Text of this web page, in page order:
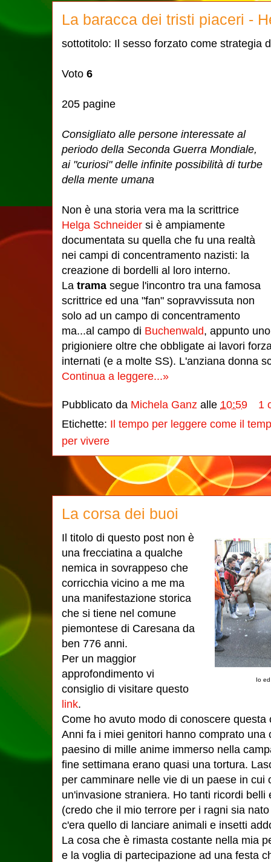
La baracca dei tristi piaceri -
sottotitolo: Il sesso forzato come strategia
Voto 6
205 pagine
Consigliato alle persone interessate al
periodo della Seconda Guerra Mondiale,
ai "curiosi" delle infinite possibilità di turbe
della mente umana
Non è una storia vera ma la scrittrice
Helga Schneider si è ampiamente
documentata su quella che fu una realtà
nei campi di concentramento nazisti: la
creazione di bordelli al loro interno.
La trama segue l'incontro tra una famosa
scrittrice ed una "fan" sopravvissuta non
solo ad un campo di concentramento
ma...al campo di Buchenwald, appunto
prigioniere oltre che obbligate ai lavori
internati (e a molte SS). L'anziana donna
Continua a leggere...»
Pubblicato da Michela Ganz alle 10:59
1
Etichette: Il tempo per leggere come il
per vivere
La corsa dei buoi
Io
Il titolo di questo post non è
una frecciatina a qualche
nemica in sovrappeso che
corricchia vicino a me ma
una manifestazione storica
che si tiene nel comune
piemontese di Caresana da
ben 776 anni.
Per un maggior
approfondimento vi
consiglio di visitare questo
link.
Come ho avuto modo di conoscere questa
Anni fa i miei genitori hanno comprato una
paesino di mille anime immerso nella
fine settimana erano quasi una tortura.
per camminare nelle vie di un paese in cui
un'invasione straniera. Ho tanti ricordi belli
(credo che il mio terrore per i ragni sia
c'era quello di lanciare animali e insetti
La cosa che è rimasta costante nella mia
e la voglia di partecipazione ad una festa